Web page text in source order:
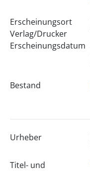
Erscheinungsort
Verlag/Drucker
Erscheinungsdatum
Bestand
Urheber
Titel- und